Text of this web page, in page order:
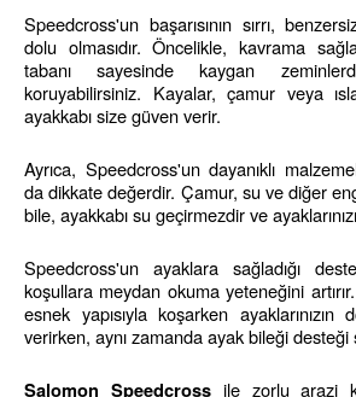
Speedcross'un başarısının sırrı,
dolu olmasıdır. Öncelikle, kavrama
tabanı sayesinde kaygan
koruyabilirsiniz. Kayalar, çamur veya
ayakkabı size güven verir.
Ayrıca, Speedcross'un dayanıklı
da dikkate değerdir. Çamur, su ve diğer
bile, ayakkabı su geçirmezdir ve
Speedcross'un ayaklara sağladığı
koşullara meydan okuma yeteneğini
esnek yapısıyla koşarken
verirken, aynı zamanda ayak bileği desteği
Salomon Speedcross ile zorlu arazi